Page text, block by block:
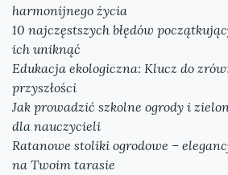
harmonijnego życia
10 najczęstszych błędów
ich uniknąć
Edukacja ekologiczna: Klucz do
przyszłości
Jak prowadzić szkolne ogrody i
dla nauczycieli
Ratanowe stoliki ogrodowe –
na Twoim tarasie